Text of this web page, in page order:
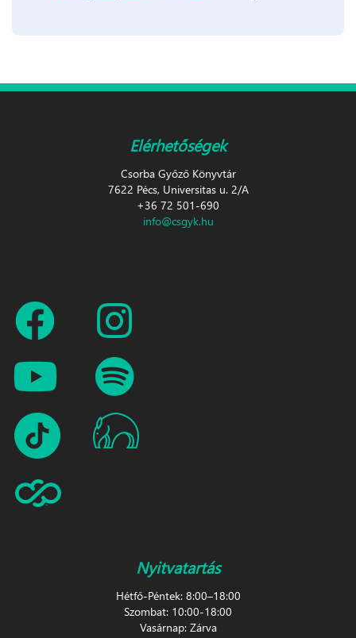
Elérhetőségek
Csorba Győző Könyvtár
7622 Pécs, Universitas u. 2/A
+36 72 501-690
info@csgyk.hu
Nyitvatartás
Hétfő-Péntek: 8:00–18:00
Szombat: 10:00-18:00
Vasárnap: Zárva